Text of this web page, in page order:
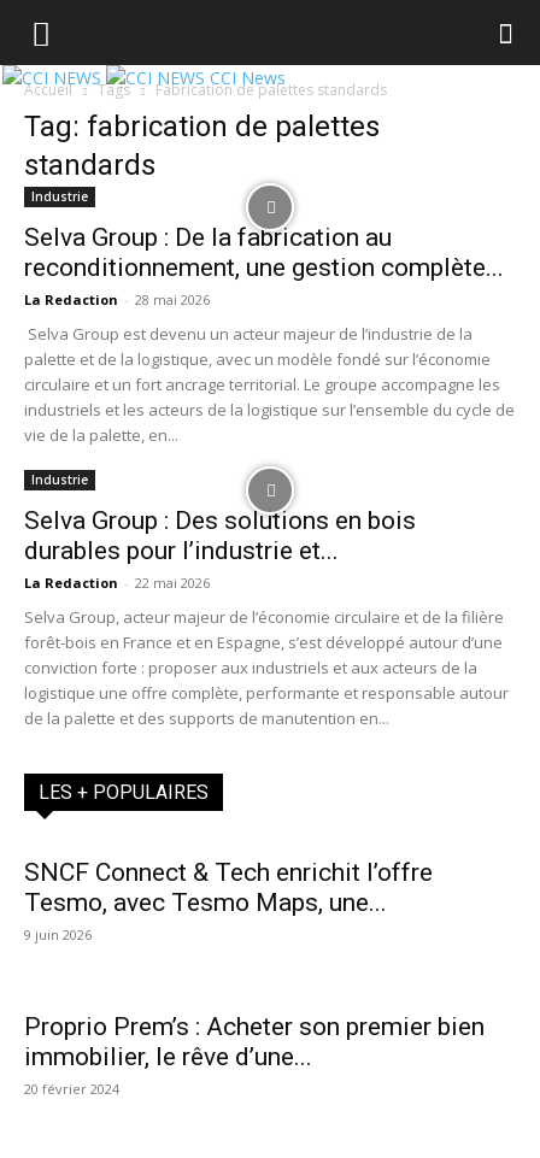
CCI News
Accueil Tags Fabrication de palettes standards
Tag: fabrication de palettes
standards
Industrie
Selva Group : De la fabrication au
reconditionnement, une gestion complète...
La Redaction - 28 mai 2026
Selva Group est devenu un acteur majeur de l’industrie de la
palette et de la logistique, avec un modèle fondé sur l’économie
circulaire et un fort ancrage territorial. Le groupe accompagne les
industriels et les acteurs de la logistique sur l’ensemble du cycle de
vie de la palette, en...
Industrie
Selva Group : Des solutions en bois
durables pour l’industrie et...
La Redaction - 22 mai 2026
Selva Group, acteur majeur de l’économie circulaire et de la filière
forêt-bois en France et en Espagne, s’est développé autour d’une
conviction forte : proposer aux industriels et aux acteurs de la
logistique une offre complète, performante et responsable autour
de la palette et des supports de manutention en...
LES + POPULAIRES
SNCF Connect & Tech enrichit l’offre
Tesmo, avec Tesmo Maps, une...
9 juin 2026
Proprio Prem’s : Acheter son premier bien
immobilier, le rêve d’une...
20 février 2024